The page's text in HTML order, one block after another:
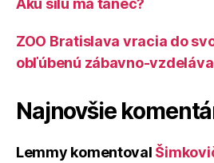
Akú silu má tanec?
ZOO Bratislava vracia do
obľúbenú zábavno-
Najnovšie
Lemmy komentoval